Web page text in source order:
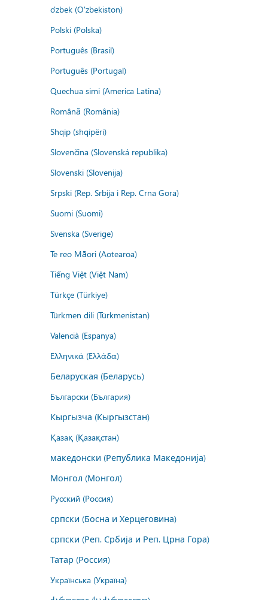
o'zbek (O'zbekiston)
Polski (Polska)
Português (Brasil)
Português (Portugal)
Quechua simi (America Latina)
Română (România)
Shqip (shqipëri)
Slovenčina (Slovenská republika)
Slovenski (Slovenija)
Srpski (Rep. Srbija i Rep. Crna Gora)
Suomi (Suomi)
Svenska (Sverige)
Te reo Māori (Aotearoa)
Tiếng Việt (Việt Nam)
Türkçe (Türkiye)
Türkmen dili (Türkmenistan)
Valencià (Espanya)
Ελληνικά (Ελλάδα)
Беларуская (Беларусь)
Български (България)
Кыргызча (Кыргызстан)
Қазақ (Қазақстан)
македонски (Република Македонија)
Монгол (Монгол)
Русский (Россия)
српски (Босна и Херцеговина)
српски (Реп. Србија и Реп. Црна Гора)
Татар (Россия)
Українська (Україна)